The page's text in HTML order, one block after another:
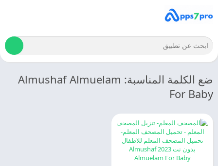
ضع الكلمة المناسبة: Almushaf Almuelam
For Baby